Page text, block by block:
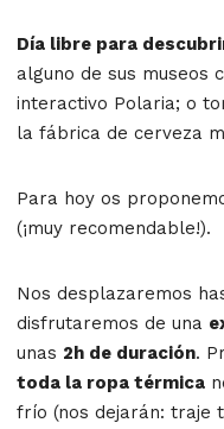
Día libre para
alguno de sus museos
interactivo Polaria; o
la fábrica de cerveza
Para hoy os
(¡muy recomendable!).
Nos desplazaremos
disfrutaremos de una
unas 2h de duración.
toda la ropa térmica
frío (nos dejarán: traje